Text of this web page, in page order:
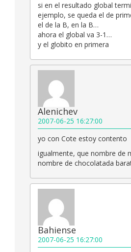
si en el resultado global
ejemplo, se queda el de
el de la B, en la B…
ahora el global va 3-1…
y el globito en primera
Alenichev
2007-06-25 16:27:00
yo con Cote estoy contento
igualmente, que nombre de
nombre de chocolatada
Bahiense
2007-06-25 16:27:00